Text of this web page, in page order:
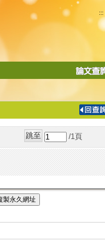
:::
導
/1 頁
製永久網址